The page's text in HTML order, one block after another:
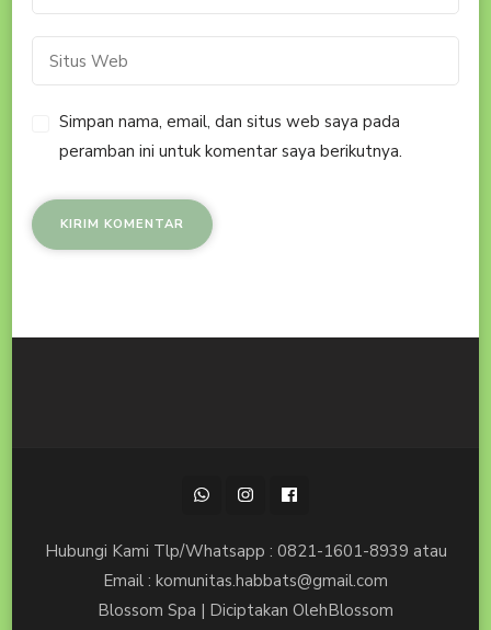
Simpan nama, email, dan situs web saya pada
peramban ini untuk komentar saya berikutnya.
Hubungi Kami Tlp/Whatsapp : 0821-1601-8939 atau
Email : komunitas.habbats@gmail.com
Blossom Spa | Diciptakan OlehBlossom